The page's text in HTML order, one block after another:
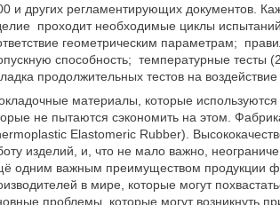
и других регламентирующих документов.
проходит необходимые циклы
геометрическим параметрам;
способность; температурные тесты
продолжительных тестов на
материалы, которые
не пытаются сэкономить на этом.
Elastomeric Rubber).
изделий, и, что не мало важно,
одним важным преимуществом продукции
в мире, которые могут
проблемы, которые могут возникнуть